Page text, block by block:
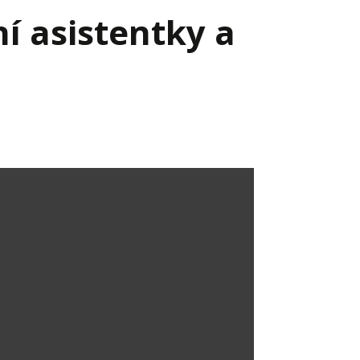
asistentky a